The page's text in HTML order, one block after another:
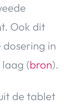
Ook dit
in
laag (bron).
de tablet